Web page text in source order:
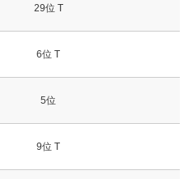
29位 T
6位 T
5位
9位 T